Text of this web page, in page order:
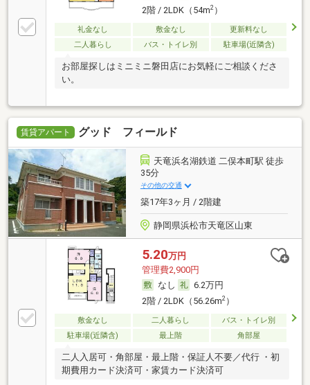
2階 / 2LDK（54m2）
礼金なし 敷金なし
更新料なし
二人暮らし
バス・トイレ別 駐車場(近隣含)
お部屋探しはミニミニ磐田店にお気軽にご相談くださ
い。
賃貸アパート グッド フィールド
天竜浜名湖鉄道 二俣本町駅 徒歩
35分
その他の交通
築17年3ヶ月 / 2階建
静岡県浜松市天竜区山東
5.20万円
管理費2,900円
なし
6.2万円
2階 / 2LDK（56.26m2）
敷金なし 二人暮らし
バス・トイレ別
駐車場(近隣含)
最上階 角部屋
二人入居可・角部屋・最上階・保証人不要／代行 ・初
期費用カード決済可・家賃カード決済可